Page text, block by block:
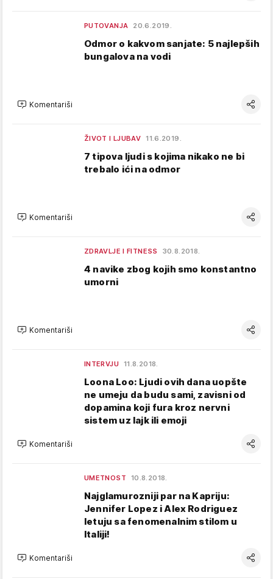
PUTOVANJA 20.6.2019.
Odmor o kakvom sanjate: 5 najlepših
bungalova na vodi
Komentariši
ŽIVOT I LJUBAV 11.6.2019.
7 tipova ljudi s kojima nikako ne bi
trebalo ići na odmor
Komentariši
ZDRAVLJE I FITNESS 30.8.2018.
4 navike zbog kojih smo konstantno
umorni
Komentariši
INTERVJU 11.8.2018.
Loona Loo: Ljudi ovih dana uopšte
ne umeju da budu sami, zavisni od
dopamina koji fura kroz nervni
sistem uz lajk ili emoji
Komentariši
UMETNOST 10.8.2018.
Najglamurozniji par na Kapriju:
Jennifer Lopez i Alex Rodriguez
letuju sa fenomenalnim stilom u
Italiji!
Komentariši